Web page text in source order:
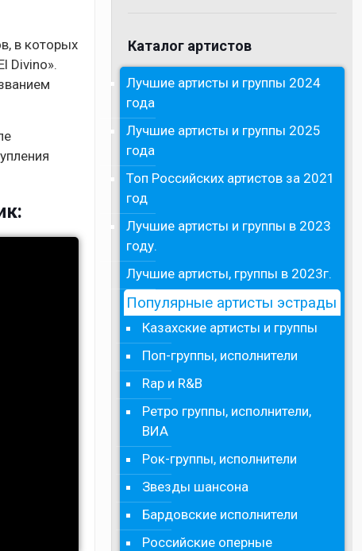
в которых
Divino».
Каталог артистов
Лучшие артисты и группы 2024
года
Лучшие артисты и группы 2025
года
Топ Российских артистов за 2021
год
Лучшие артисты и группы в 2023
году.
Лучшие артисты, группы в 2023г.
Популярные артисты эстрады
Казахские артисты и группы
Поп-группы, исполнители
Rap и R&B
Ретро группы, исполнители,
ВИА
Рок-группы, исполнители
Звезды шансона
Бардовские исполнители
Российские оперные